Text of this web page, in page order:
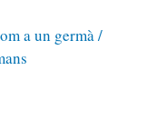
a un germà /